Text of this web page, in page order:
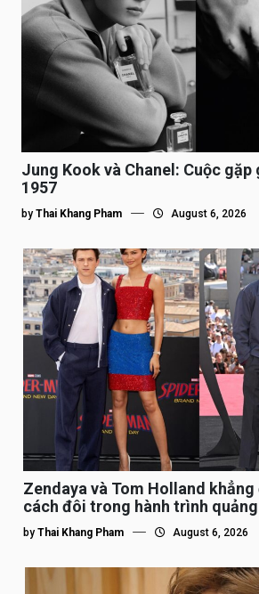
Jung Kook và Chanel: Cuộc gặp
1957
by Thai Khang Pham August 6, 2026
Zendaya và Tom Holland
cách đôi trong hành trình
by Thai Khang Pham August 6, 2026